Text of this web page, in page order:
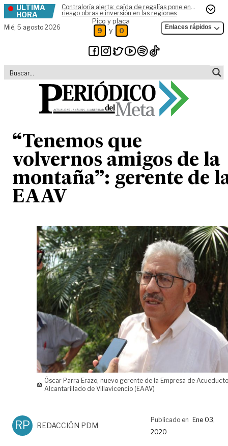
Skip to content
ÚLTIMA
HORA
Contraloría alerta: caída de regalías pone en
riesgo obras e inversión en las regiones
Mié, 5 agosto 2026
Pico y placa
9 y 0 Enlaces rápidos
“Tenemos que
volvernos amigos de la
montaña”: gerente de
EAAV
Óscar Parra Erazo, nuevo gerente de la Empresa de
Alcantarillado de Villavicencio (EAAV)
RP REDACCIÓN PDM
Publicado en Ene 03,
2020